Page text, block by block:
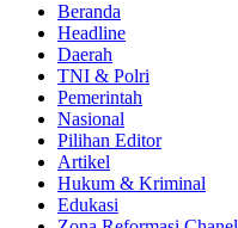
Beranda
Headline
Daerah
TNI & Polri
Pemerintah
Nasional
Pilihan Editor
Artikel
Hukum & Kriminal
Edukasi